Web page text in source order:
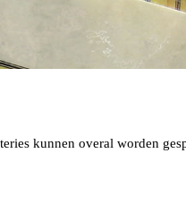
kunnen overal worden